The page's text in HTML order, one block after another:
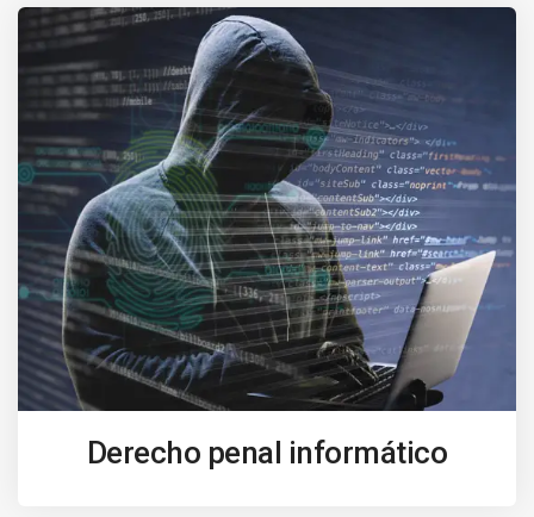
Derecho penal informático